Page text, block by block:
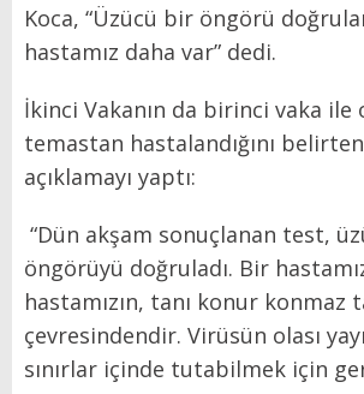
Koca, “Üzücü bir öngörü
hastamız daha var” dedi.
İkinci Vakanın da birinci vaka ile
temastan hastalandığını
açıklamayı yaptı:
“Dün akşam sonuçlanan test,
öngörüyü doğruladı. Bir
hastamızın, tanı konur konmaz
çevresindendir. Virüsün olası
sınırlar içinde tutabilmek için